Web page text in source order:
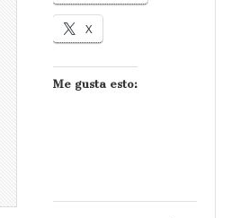
X
Me gusta esto: